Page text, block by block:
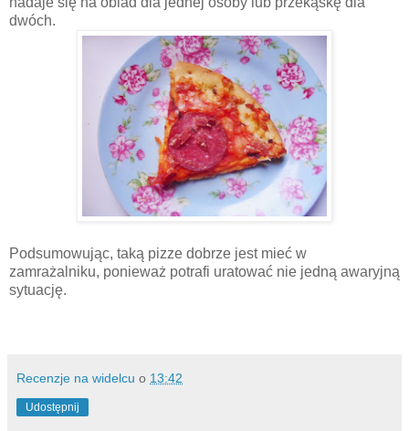
dwóch.
Podsumowując, taką pizze dobrze jest mieć w
zamrażalniku, ponieważ potrafi uratować nie jedną awaryjną
sytuację.
Recenzje na widelcu o 13:42
Udostępnij